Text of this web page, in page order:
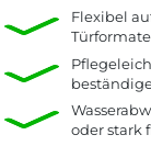
Flexibel
oder stark